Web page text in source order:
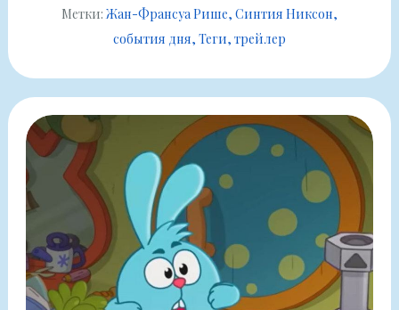
Метки:Жан-Франсуа Рише Синтия Никсон
события дня Теги трейлер